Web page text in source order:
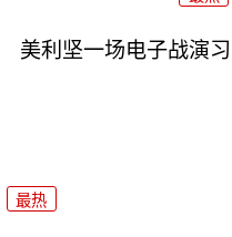
美利坚一场电子战演
最热